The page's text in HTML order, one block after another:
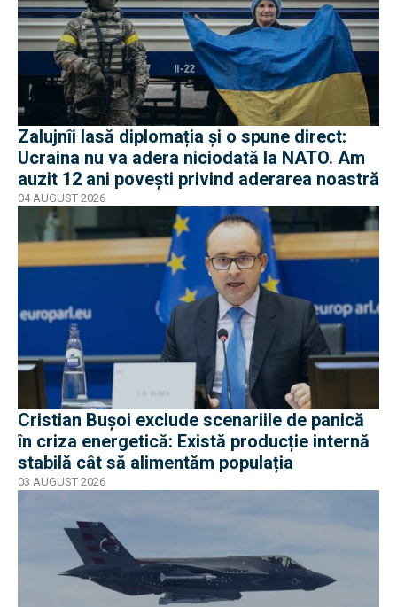
Zalujnîi lasă diplomația și o spune direct:
Ucraina nu va adera niciodată la NATO. Am
auzit 12 ani povești privind aderarea noastră
04 AUGUST 2026
Cristian Bușoi exclude scenariile de panică
în criza energetică: Există producție internă
stabilă cât să alimentăm populația
03 AUGUST 2026